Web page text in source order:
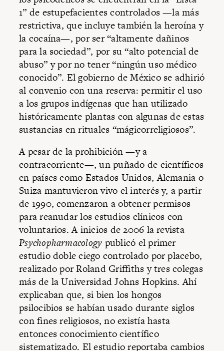
1” de estupefacientes controlados —la más
restrictiva, que incluye también la heroína y
la cocaína—, por ser “altamente dañinos
para la sociedad”, por su “alto potencial de
abuso” y por no tener “ningún uso médico
conocido”. El gobierno de México se adhirió
al convenio con una reserva: permitir el uso
a los grupos indígenas que han utilizado
históricamente plantas con algunas de estas
sustancias en rituales “mágicorreligiosos”.
A pesar de la prohibición —y a
contracorriente—, un puñado de científicos
en países como Estados Unidos, Alemania o
Suiza mantuvieron vivo el interés y, a partir
de 1990, comenzaron a obtener permisos
para reanudar los estudios clínicos con
voluntarios. A inicios de 2006 la revista
Psychopharmacology publicó el primer
estudio doble ciego controlado por placebo,
realizado por Roland Griffiths y tres colegas
más de la Universidad Johns Hopkins. Ahí
explicaban que, si bien los hongos
psilocibios se habían usado durante siglos
con fines religiosos, no existía hasta
entonces conocimiento científico
sistematizado. El estudio reportaba cambios